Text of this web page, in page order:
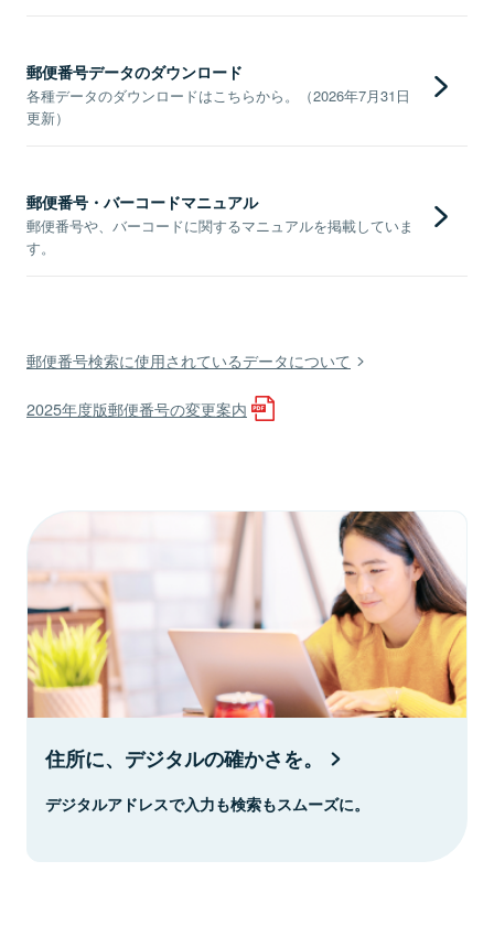
郵便番号データのダウンロード
各種データのダウンロードはこちらから。（2026年7月31日
更新）
郵便番号・バーコードマニュアル
郵便番号や、バーコードに関するマニュアルを掲載していま
す。
郵便番号検索に使用されているデータについて
2025年度版郵便番号の変更案内
住所に、デジタルの確かさを。
デジタルアドレスで入力も検索もスムーズに。